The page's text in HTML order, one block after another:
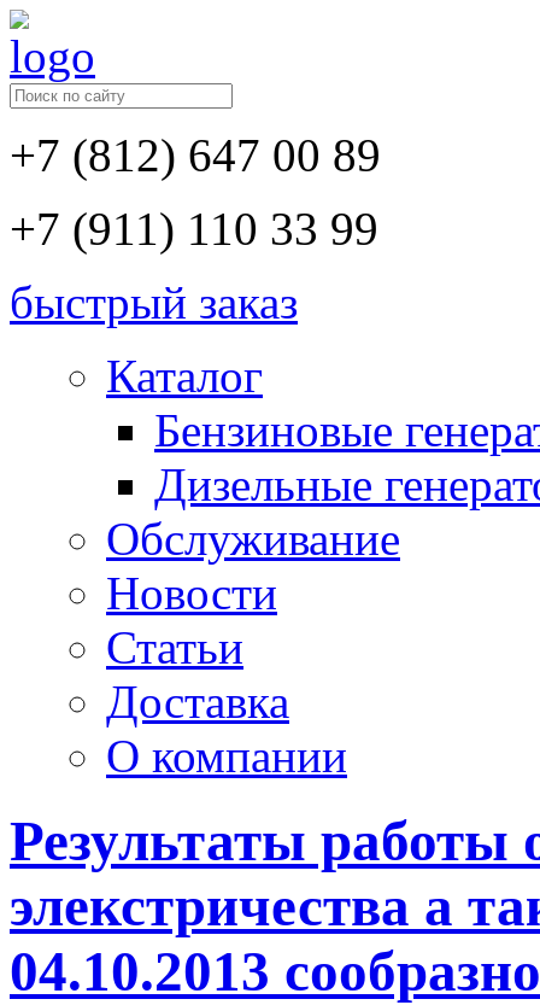
+7 (812) 647 00 89
+7 (911) 110 33 99
быстрый заказ
Каталог
Бензиновые
Дизельные
Обслуживание
Новости
Статьи
Доставка
О компании
Результаты работы
элекстричества а
04.10.2013